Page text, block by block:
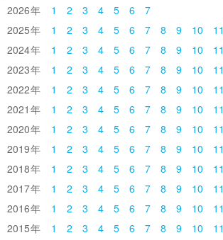
2026 1 2 3 4 5 6
7
2025
1 2 3 4 5 6 7 8 9 10 11
2024
1 2 3 4 5 6 7 8 9 10 11
2023
1 2 3 4 5 6 7 8 9 10 11
2022
1 2 3 4 5 6 7 8 9 10 11
2021
1 2 3 4 5 6 7 8 9 10 11
2020
1 2 3 4 5 6 7 8 9 10 11
2019
1 2 3 4 5 6 7 8 9 10 11
2018
1 2 3 4 5 6 7 8 9 10 11
2017
1 2 3 4 5 6 7 8 9 10 11
2016
1 2 3 4 5 6 7 8 9 10 11
2015
1 2 3 4 5 6 7 8 9 10 11